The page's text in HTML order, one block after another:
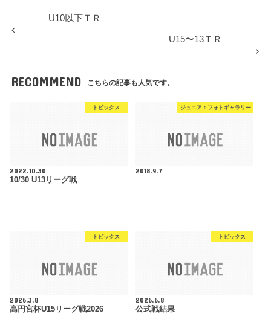
U10以下ＴＲ
U15〜13ＴＲ
RECOMMEND こちらの記事も人気です。
トピックス
2022.10.30
10/30 U13リーグ戦
ジュニア：フォトギャラリー
2018.9.7
トピックス
2026.3.8
高円宮杯U15リーグ戦2026
トピックス
2026.6.8
公式戦結果